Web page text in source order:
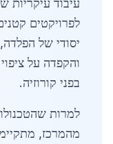
עיבוד עיקריות
לפרויקטים
יסודי של
והקפדה על
בפני קורוזיה.
למרות
מהמרכז,